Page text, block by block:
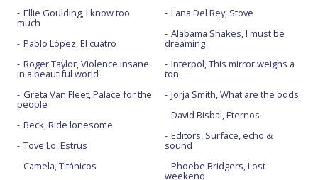
Ellie Goulding, I know too
much
Pablo López, El cuatro
Roger Taylor, Violence insane
in a beautiful world
Greta Van Fleet, Palace for the
people
Beck, Ride lonesome
Tove Lo, Estrus
Camela, Titánicos
Lana Del Rey, Stove
Alabama Shakes, I must be
dreaming
Interpol, This mirror weighs a
ton
Jorja Smith, What are the odds
David Bisbal, Eternos
Editors, Surface, echo &
sound
Phoebe Bridgers, Lost
weekend